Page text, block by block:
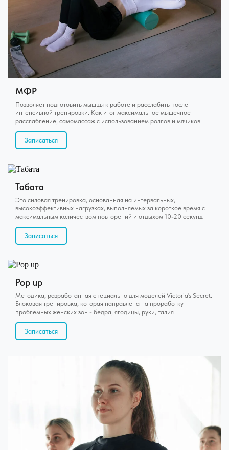
МФР
Позволяет подготовить мышцы к работе и расслабить после
интенсивной тренировки. Как итог максимальное мышечное
расслабление, самомассаж с использованием роллов и мячиков
Записаться
Табата
Это силовая тренировка, основанная на интервальных,
высокоэффективных нагрузках, выполняемых за короткое время с
максимальным количеством повторений и отдыхом 10-20 секунд
Записаться
Pop up
Методика, разработанная специально для моделей Victoria's Secret.
Блоковая тренировка, которая направлена на проработку
проблемных женских зон - бедра, ягодицы, руки, талия
Записаться